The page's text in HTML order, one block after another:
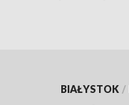
BIAŁYSTOK /